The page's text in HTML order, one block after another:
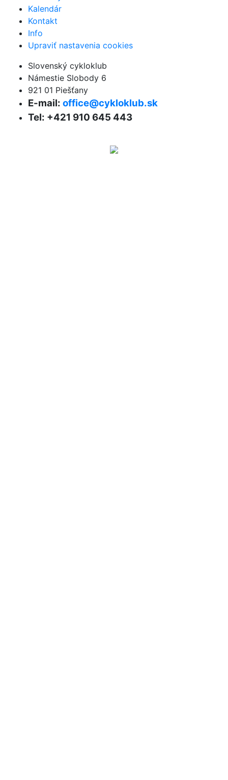
Kalendár
Kontakt
Info
Upraviť nastavenia cookies
Slovenský cykloklub
Námestie Slobody 6
921 01 Piešťany
E-mail: office@cykloklub.sk
Tel: +421 910 645 443